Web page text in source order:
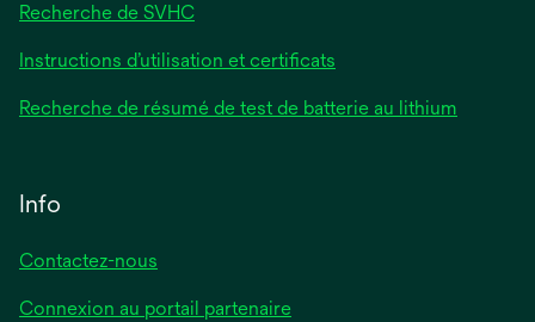
Recherche de SVHC
Instructions d’utilisation et certificats
Recherche de résumé de test de batterie au lithium
Info
Contactez-nous
Connexion au portail partenaire